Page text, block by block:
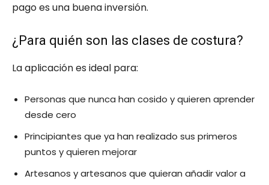
pago es una buena inversión.
¿Para quién son las clases de costura?
La aplicación es ideal para:
Personas que nunca han cosido y quieren aprender
desde cero
Principiantes que ya han realizado sus primeros
puntos y quieren mejorar
Artesanos y artesanos que quieran añadir valor a